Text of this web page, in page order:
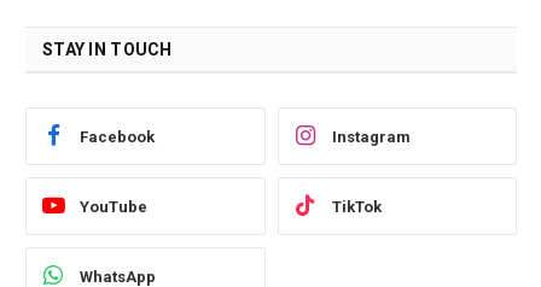
STAY IN TOUCH
Facebook Instagram
YouTube TikTok
WhatsApp